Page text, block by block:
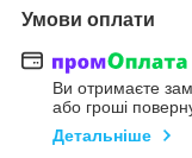
Умови оплати
Ви отримаєте
або гроші
Детальніше